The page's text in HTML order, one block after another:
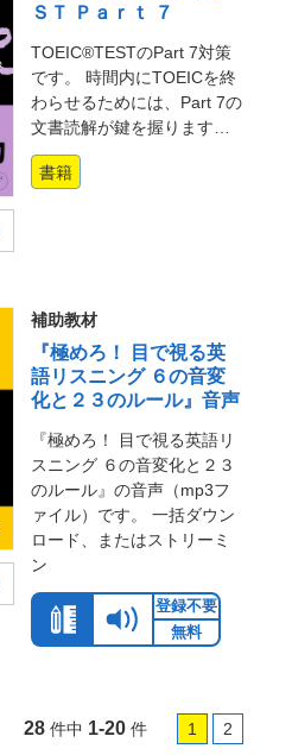
ＳＴ Ｐａｒｔ ７
TOEIC®TESTのPart 7対策
です。 時間内にTOEICを終
わらせるためには、Part 7の
文書読解が鍵を握ります…
書籍
補助教材
『極めろ！ 目で視る英
語リスニング ６の音変
化と２３のルール』音声
『極めろ！ 目で視る英語リ
スニング ６の音変化と２３
のルール』の音声（mp3フ
ァイル）です。 一括ダウン
ロード、またはストリーミ
ン
登録不要
無料
28 件中 1-20 件 1 2